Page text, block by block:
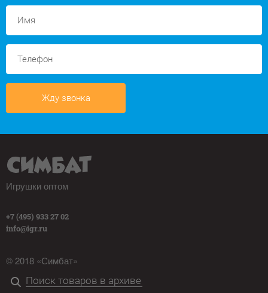
Жду звонка
Игрушки оптом
+7 (495) 933 27 02
info@igr.ru
© 2018 «Симбат»